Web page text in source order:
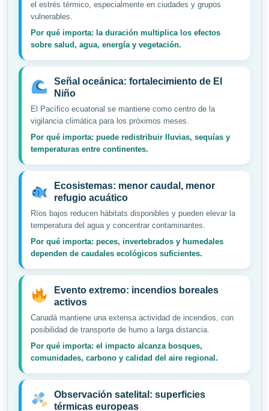
el estrés térmico, especialmente en ciudades y grupos
vulnerables.
Por qué importa: la duración multiplica los efectos
sobre salud, agua, energía y vegetación.
Señal oceánica: fortalecimiento de El
Niño
El Pacífico ecuatorial se mantiene como centro de la
vigilancia climática para los próximos meses.
Por qué importa: puede redistribuir lluvias, sequías y
temperaturas entre continentes.
Ecosistemas: menor caudal, menor
refugio acuático
Ríos bajos reducen hábitats disponibles y pueden elevar la
temperatura del agua y concentrar contaminantes.
Por qué importa: peces, invertebrados y humedales
dependen de caudales ecológicos suficientes.
Evento extremo: incendios boreales
activos
Canadá mantiene una extensa actividad de incendios, con
posibilidad de transporte de humo a larga distancia.
Por qué importa: el impacto alcanza bosques,
comunidades, carbono y calidad del aire regional.
Observación satelital: superficies
térmicas europeas